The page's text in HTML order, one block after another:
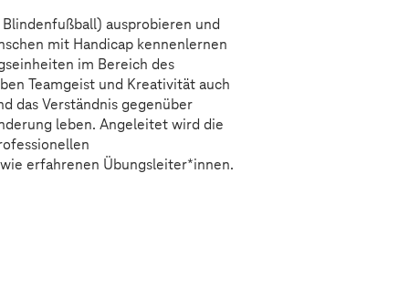
ausprobieren und
mit Handicap kennenlernen
im Bereich des
Teamgeist und Kreativität auch
das Verständnis gegenüber
leben. Angeleitet wird die
erfahrenen Übungsleiter*innen.